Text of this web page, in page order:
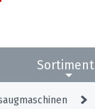
Sortiment